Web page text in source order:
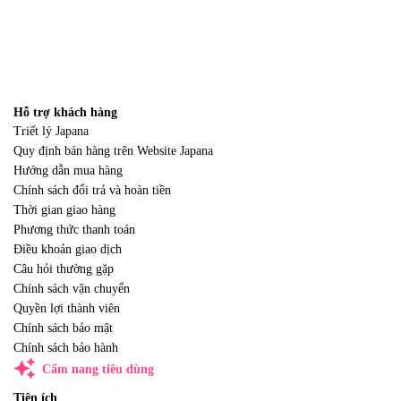
Hỗ trợ khách hàng
Triết lý Japana
Quy định bán hàng trên Website Japana
Hướng dẫn mua hàng
Chính sách đổi trả và hoàn tiền
Thời gian giao hàng
Phương thức thanh toán
Điều khoản giao dịch
Câu hỏi thường gặp
Chính sách vận chuyển
Quyền lợi thành viên
Chính sách bảo mật
Chính sách bảo hành
auto_awesome Cẩm nang tiêu dùng
Tiện ích